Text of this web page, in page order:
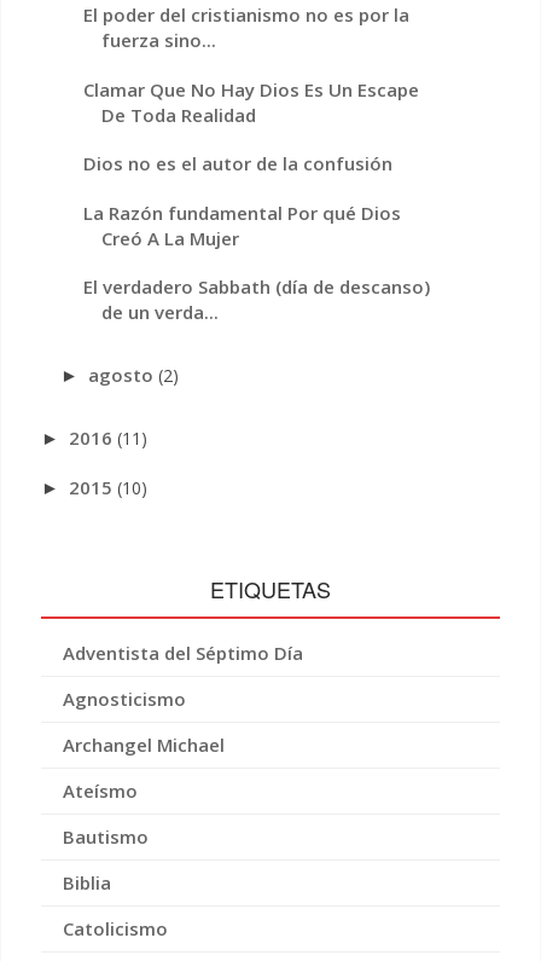
El poder del cristianismo no es por la
fuerza sino...
Clamar Que No Hay Dios Es Un Escape
De Toda Realidad
Dios no es el autor de la confusión
La Razón fundamental Por qué Dios
Creó A La Mujer
El verdadero Sabbath (día de descanso)
de un verda...
► agosto(2)
► 2016 (11)
► 2015 (10)
ETIQUETAS
Adventista del Séptimo Día
Agnosticismo
Archangel Michael
Ateísmo
Bautismo
Biblia
Catolicismo